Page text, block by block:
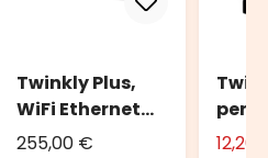
Twinkly Plus,
WiFi Ethernet
Controller e
255,00 €
per